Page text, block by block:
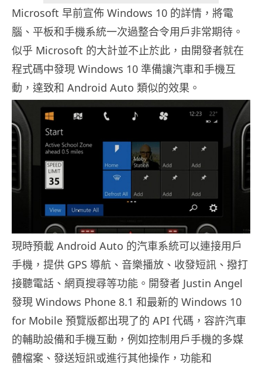
Microsoft 早前宣佈 Windows 10 的詳情，將電
腦、平板和手機系統一次過整合令用戶非常期待。
似乎 Microsoft 的大計並不止於此，由開發者就在
程式碼中發現 Windows 10 準備讓汽車和手機互
動，達致和 Android Auto 類似的效果。
現時預載 Android Auto 的汽車系統可以連接用戶
手機，提供 GPS 導航、音樂播放、收發短訊、撥打
接聽電話、網頁搜尋等功能。開發者 Justin Angel
發現 Windows Phone 8.1 和最新的 Windows 10
for Mobile 預覽版都出現了的 API 代碼，容許汽車
的輔助設備和手機互動，例如控制用戶手機的多媒
體檔案、發送短訊或進行其他操作，功能和